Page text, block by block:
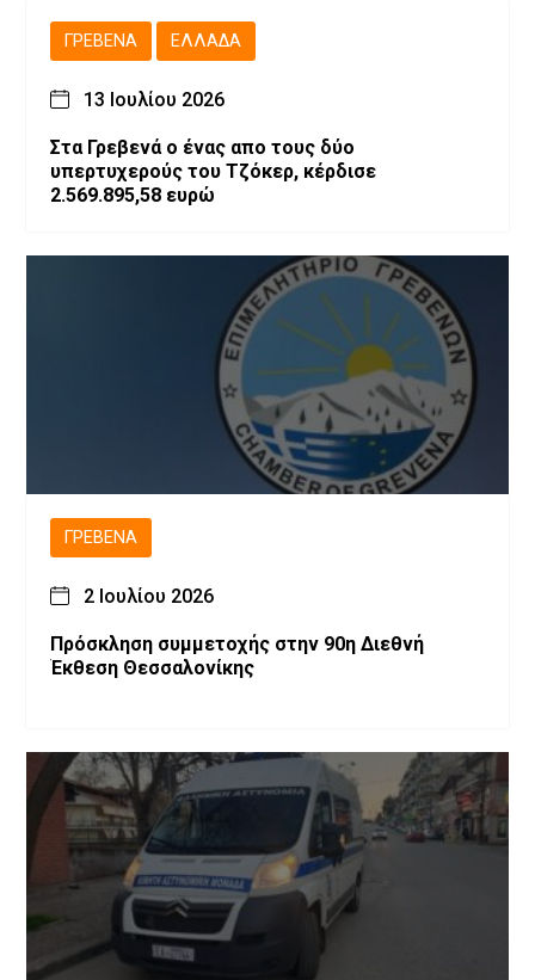
ΓΡΕΒΕΝΆ ΕΛΛΆΔΑ
13 Ιουλίου 2026
Στα Γρεβενά ο ένας απο τους δύο
υπερτυχερούς του Τζόκερ, κέρδισε
2.569.895,58 ευρώ
ΓΡΕΒΕΝΆ
2 Ιουλίου 2026
Πρόσκληση συμμετοχής στην 90η Διεθνή
Έκθεση Θεσσαλονίκης